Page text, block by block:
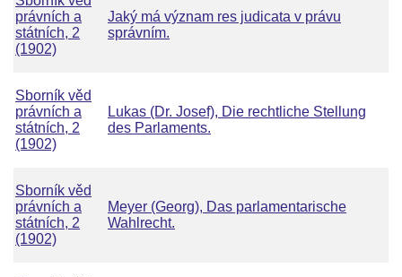
právních a
státních, 2
(1902)
Jaký má význam res judicata v právu
správním.
Sborník věd
právních a
státních, 2
(1902)
Lukas (Dr. Josef), Die rechtliche Stellung
des Parlaments.
Sborník věd
právních a
státních, 2
(1902)
Meyer (Georg), Das parlamentarische
Wahlrecht.